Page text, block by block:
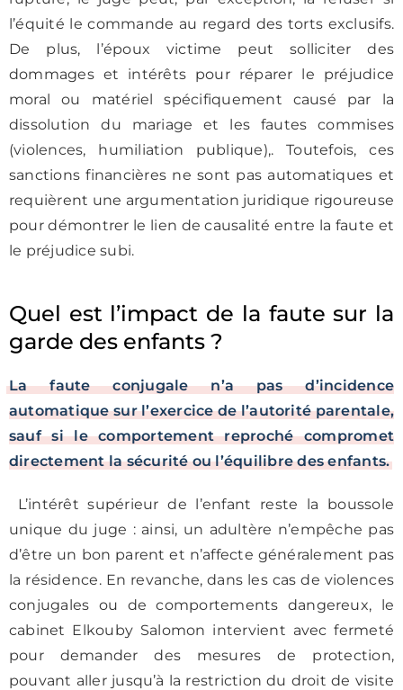
l’équité le commande au regard des torts exclusifs.
De plus, l’époux victime peut solliciter des
dommages et intérêts pour réparer le préjudice
moral ou matériel spécifiquement causé par la
dissolution du mariage et les fautes commises
(violences, humiliation publique),. Toutefois, ces
sanctions financières ne sont pas automatiques et
requièrent une argumentation juridique rigoureuse
pour démontrer le lien de causalité entre la faute et
le préjudice subi.
Quel est l’impact de la faute sur la
garde des enfants ?
La faute conjugale n’a pas d’incidence
automatique sur l’exercice de l’autorité parentale,
sauf si le comportement reproché compromet
directement la sécurité ou l’équilibre des enfants.
L’intérêt supérieur de l’enfant reste la boussole
unique du juge : ainsi, un adultère n’empêche pas
d’être un bon parent et n’affecte généralement pas
la résidence. En revanche, dans les cas de violences
conjugales ou de comportements dangereux, le
cabinet Elkouby Salomon intervient avec fermeté
pour demander des mesures de protection,
pouvant aller jusqu’à la restriction du droit de visite